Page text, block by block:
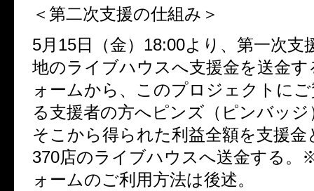
＜第二次支援の仕組み＞
5月15日（金）18:00より、第一次支
地のライブハウスへ支援金を送金
ォームから、このプロジェクトに
る支援者の方へピンズ（ピンバッ
そこから得られた利益全額を支援金
370店のライブハウスへ送金する
ォームのご利用方法は後述。